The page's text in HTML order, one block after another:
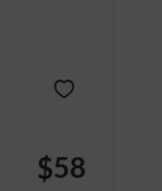
$58